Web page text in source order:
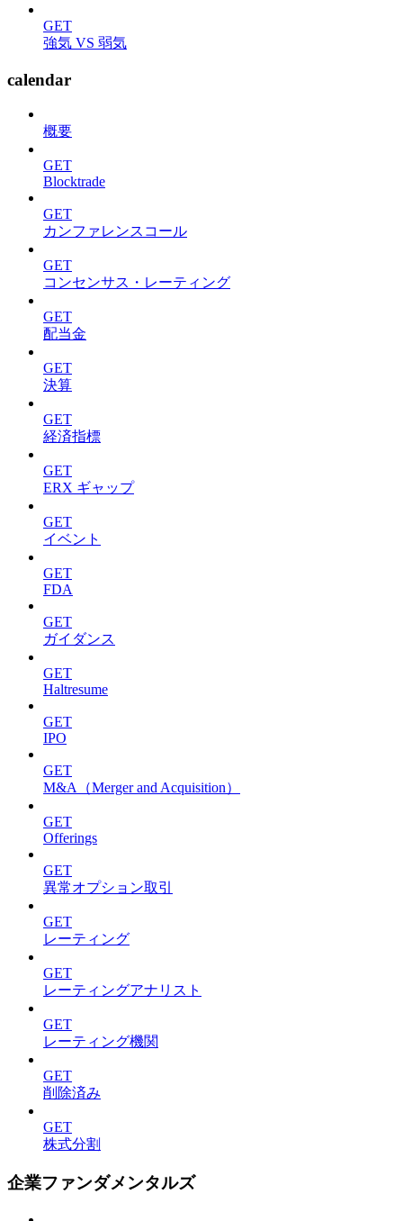
GET
強気 VS 弱気
calendar
概要
GET
Blocktrade
GET
カンファレンスコール
GET
コンセンサス・レーティング
GET
配当金
GET
決算
GET
経済指標
GET
ERX ギャップ
GET
イベント
GET
FDA
GET
ガイダンス
GET
Haltresume
GET
IPO
GET
M&A（Merger and Acquisition）
GET
Offerings
GET
異常オプション取引
GET
レーティング
GET
レーティングアナリスト
GET
レーティング機関
GET
削除済み
GET
株式分割
企業ファンダメンタルズ